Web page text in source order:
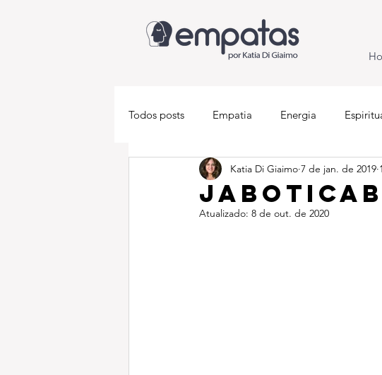
Todos posts Empatia Energia
Descobrindo-se empata Mediunidade
Katia Di Giaimo 7 de jan. de 2019
Atualizado: 8 de out. de 2020